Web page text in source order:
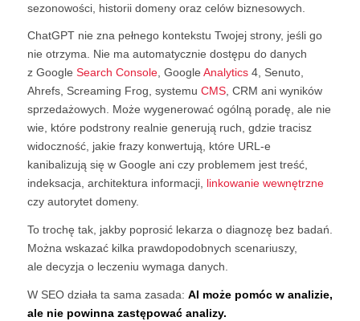
sezonowości, historii domeny oraz celów biznesowych.
ChatGPT nie zna pełnego kontekstu Twojej strony, jeśli go
nie otrzyma. Nie ma automatycznie dostępu do danych
z Google Search Console, Google Analytics4, Senuto,
Ahrefs, Screaming Frog, systemu CMS, CRM ani wyników
sprzedażowych. Może wygenerować ogólną poradę, ale nie
wie, które podstrony realnie generują ruch, gdzie tracisz
widoczność, jakie frazy konwertują, które URL-e
kanibalizują się w Google ani czy problemem jest treść,
indeksacja, architektura informacji, linkowanie wewnętrzne
czy autorytet domeny.
To trochę tak, jakby poprosić lekarza o diagnozę bez badań.
Można wskazać kilka prawdopodobnych scenariuszy,
ale decyzja o leczeniu wymaga danych.
W SEO działa ta sama zasada: AI może pomóc w analizie,
ale nie powinna zastępować analizy.